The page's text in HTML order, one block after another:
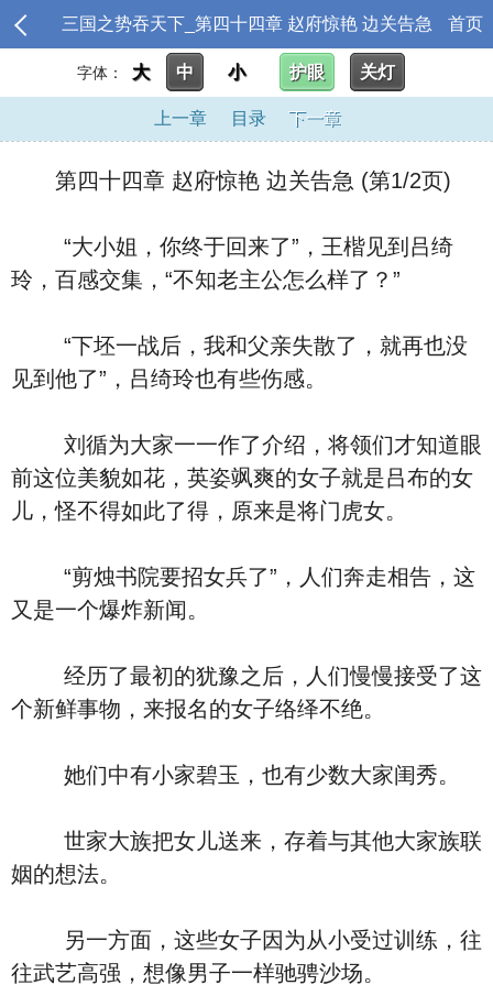
三国之势吞天下_第四十四章 赵府惊艳 边关告急 首页
字体： 大 中 小 护眼 关灯
上一章 目录 下一章
第四十四章 赵府惊艳 边关告急 (第1/2页)
“大小姐，你终于回来了”，王楷见到吕绮
玲，百感交集，“不知老主公怎么样了？”
“下坯一战后，我和父亲失散了，就再也没
见到他了”，吕绮玲也有些伤感。
刘循为大家一一作了介绍，将领们才知道眼
前这位美貌如花，英姿飒爽的女子就是吕布的女
儿，怪不得如此了得，原来是将门虎女。
“剪烛书院要招女兵了”，人们奔走相告，这
又是一个爆炸新闻。
经历了最初的犹豫之后，人们慢慢接受了这
个新鲜事物，来报名的女子络绎不绝。
她们中有小家碧玉，也有少数大家闺秀。
世家大族把女儿送来，存着与其他大家族联
姻的想法。
另一方面，这些女子因为从小受过训练，往
往武艺高强，想像男子一样驰骋沙场。